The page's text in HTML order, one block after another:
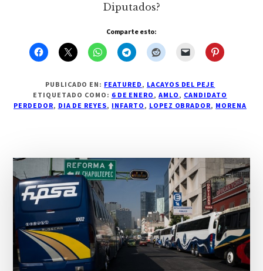
Diputados?
Comparte esto:
PUBLICADO EN: FEATURED , LACAYOS DEL PEJE
ETIQUETADO COMO: 6 DE ENERO ,AMLO , CANDIDATO
PERDEDOR, DIA DE REYES, INFARTO , LOPEZ OBRADOR, MORENA